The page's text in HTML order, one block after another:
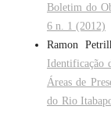
Boletim do
6 n. 1 (2012)
Ramon
Identificação
Áreas de
do Rio